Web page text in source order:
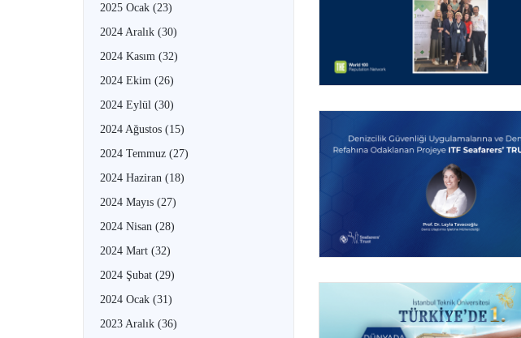
2025 Ocak (23)
2024 Aralık (30)
2024 Kasım (32)
2024 Ekim (26)
2024 Eylül (30)
2024 Ağustos (15)
2024 Temmuz (27)
2024 Haziran (18)
2024 Mayıs (27)
2024 Nisan (28)
2024 Mart (32)
2024 Şubat (29)
2024 Ocak (31)
2023 Aralık (36)